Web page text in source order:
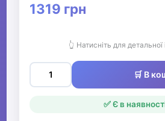
1319 грн
👆 Натисніть для детальної
🛒 В
✅ Є в